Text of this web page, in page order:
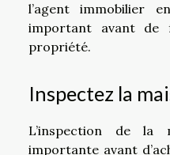
l’agent immobilier
important avant
propriété.
Inspectez la
L’inspection de la
importante avant